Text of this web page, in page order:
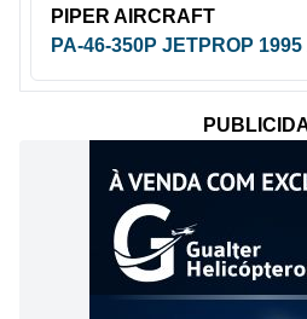
PIPER AIRCRAFT
PA-46-350P JETPROP